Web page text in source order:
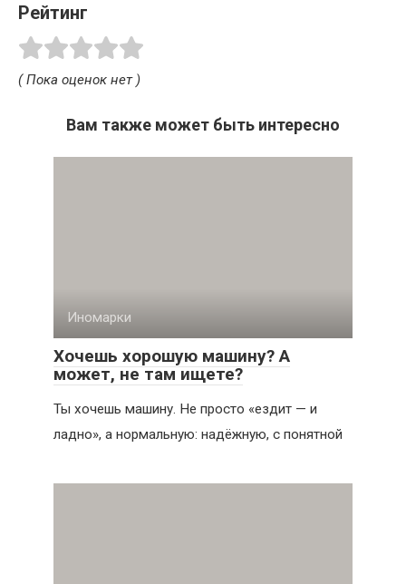
Рейтинг
( Пока оценок нет )
Вам также может быть интересно
Иномарки
Хочешь хорошую машину? А
может, не там ищете?
Ты хочешь машину. Не просто «ездит — и
ладно», а нормальную: надёжную, с понятной